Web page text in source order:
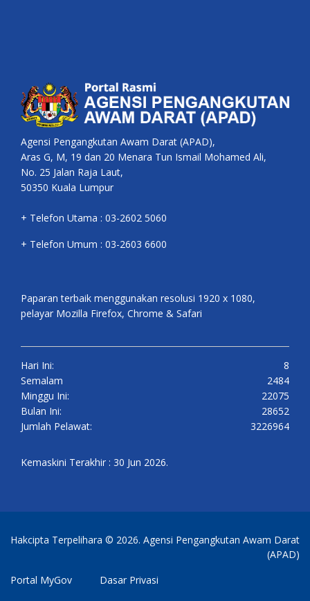
Agensi Pengangkutan Awam Darat (APAD),
Aras G, M, 19 dan 20 Menara Tun Ismail Mohamed Ali,
No. 25 Jalan Raja Laut,
50350 Kuala Lumpur
+ Telefon Utama : 03-2602 5060
+ Telefon Umum : 03-2603 6600
Paparan terbaik menggunakan resolusi 1920 x 1080,
pelayar Mozilla Firefox, Chrome & Safari
Hari Ini:
8
Semalam
2484
Minggu Ini:
22075
Bulan Ini:
28652
Jumlah Pelawat:
3226964
Kemaskini Terakhir : 30 Jun 2026.
Hakcipta Terpelihara © 2026. Agensi Pengangkutan Awam Darat
(APAD)
Portal MyGov
Dasar Privasi